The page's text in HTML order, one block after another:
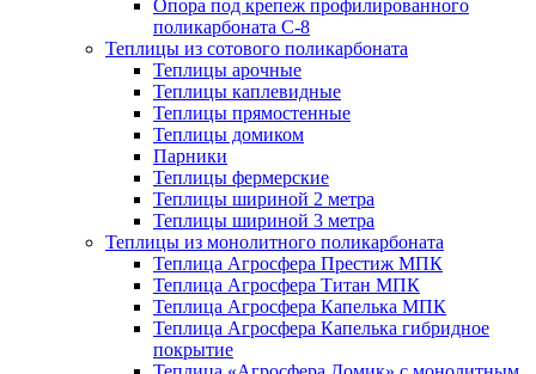
Опора под крепеж профилированного
поликарбоната С-8
Теплицы из сотового поликарбоната
Теплицы арочные
Теплицы каплевидные
Теплицы прямостенные
Теплицы домиком
Парники
Теплицы фермерские
Теплицы шириной 2 метра
Теплицы шириной 3 метра
Теплицы из монолитного поликарбоната
Теплица Агросфера Престиж МПК
Теплица Агросфера Титан МПК
Теплица Агросфера Капелька МПК
Теплица Агросфера Капелька гибридное
покрытие